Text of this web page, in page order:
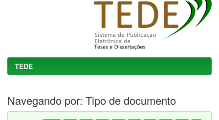
TEDE
Navegando por: Tipo de documento